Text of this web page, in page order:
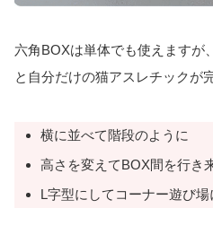
六角BOXは単体でも使えますが
と自分だけの猫アスレチックが
横に並べて階段のように
高さを変えてBOX間を行き
L字型にしてコーナー遊び場